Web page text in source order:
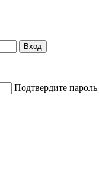
Вход
Подтвердите пароль